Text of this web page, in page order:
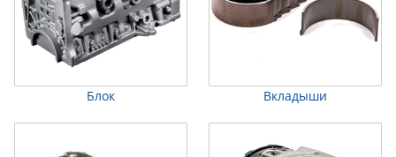
Блок Вкладыши